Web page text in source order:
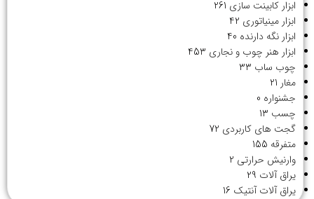
ابزار کابینت سازی 261
ابزار مینیاتوری 42
ابزار نگه دارنده 40
ابزار هنر چوب و نجاری 453
چوب ساب 33
مغار 21
جشنواره 0
چسب 13
گجت های کاربردی 72
متفرقه 155
وارنیش حرارتی 2
یراق آلات 29
یراق آلات آنتیک 16